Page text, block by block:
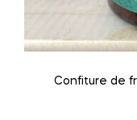
Confiture de